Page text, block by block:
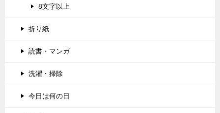
8文字以上
折り紙
読書・マンガ
洗濯・掃除
今日は何の日